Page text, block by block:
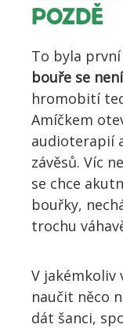
POZDĚ
To byla
bouře se
hromobití
Amíčkem
audioterapií
závěsů. Víc
se chce
bouřky,
trochu
V jakémkoliv
naučit něco
dát šanci,